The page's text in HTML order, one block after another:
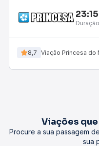
23:15
8,7 Viação Princesa do
Viações
Procure a sua passagem
sua